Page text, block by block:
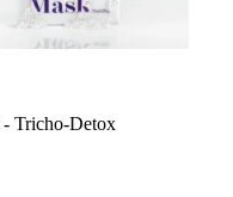
Tricho-Detox